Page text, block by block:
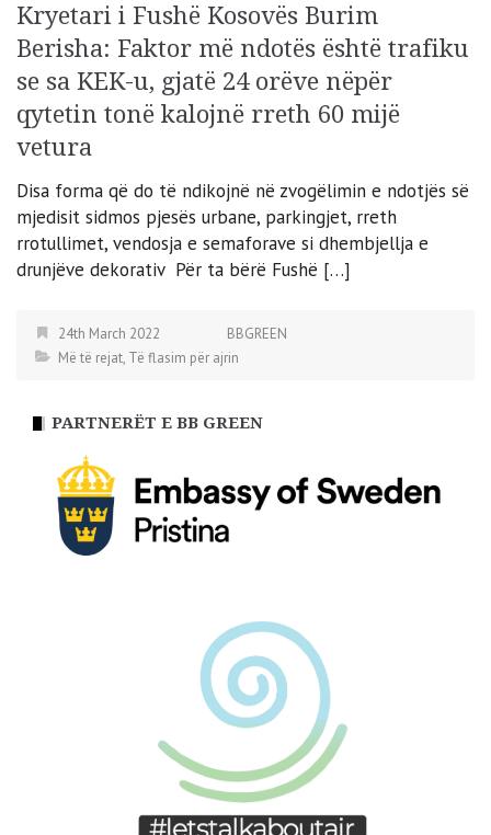
Kryetari i Fushë Kosovës Burim
Berisha: Faktor më ndotës është trafiku
se sa KEK-u, gjatë 24 orëve nëpër
qytetin tonë kalojnë rreth 60 mijë
vetura
Disa forma që do të ndikojnë në zvogëlimin e ndotjës së
mjedisit sidmos pjesës urbane, parkingjet, rreth
rrotullimet, vendosja e semaforave si dhembjellja e
drunjëve dekorativ Për ta bërë Fushë […]
24th March 2022
BBGREEN
Më të rejat, Të flasim për ajrin
PARTNERËT E BB GREEN